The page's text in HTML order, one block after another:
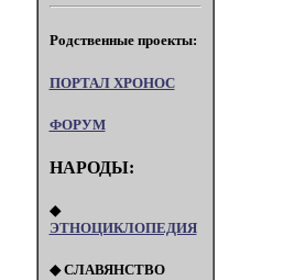
Родственные проекты:
ПОРТАЛ XPOHOC
ФОРУМ
НАРОДЫ:
◆
ЭТНОЦИКЛОПЕДИЯ
◆ СЛАВЯНСТВО